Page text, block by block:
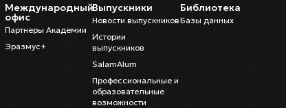
Международный
офис
Партнеры Академии
Эразмус+
Выпускники
Новости выпускников
Истории
выпускников
SalamAlum
Профессиональные и
образовательные
возможности
Библиотека
Базы данных